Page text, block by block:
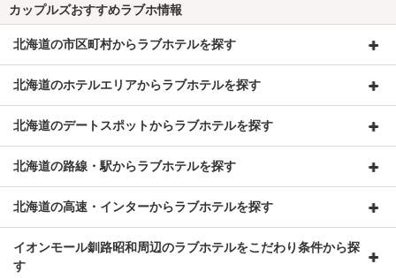
カップルズおすすめラブホ情報
北海道の市区町村からラブホテルを探す
北海道のホテルエリアからラブホテルを探す
北海道のデートスポットからラブホテルを探す
北海道の路線・駅からラブホテルを探す
北海道の高速・インターからラブホテルを探す
イオンモール釧路昭和周辺のラブホテルをこだわり条件から探
す